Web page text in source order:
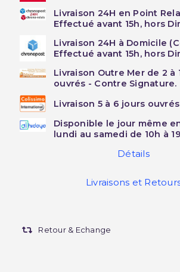
Livraison 24H en Point
Effectué avant 15h, hors
Livraison 24H à Domicile
Effectué avant 15h, hors
Livraison Outre Mer de 2 à
ouvrés - Contre Signature.
Livraison 5 à 6 jours ouvrés
Disponible le jour même
lundi au samedi de 10h à
Détails
Livraisons et
Retour & Echange